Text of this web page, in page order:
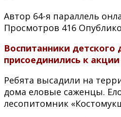
Автор 64-я параллель
Просмотров 416
Воспитанники детского
присоединились к
Ребята высадили на
дома еловые саженцы.
лесопитомник